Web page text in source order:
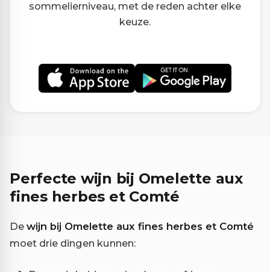
sommelierniveau, met de reden achter elke
keuze.
Perfecte wijn bij Omelette aux
fines herbes et Comté
De wijn bij Omelette aux fines herbes et Comté
moet drie dingen kunnen: